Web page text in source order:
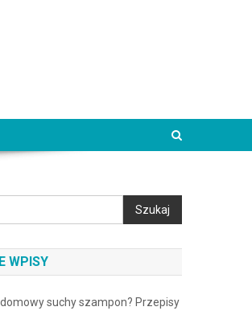
Szukaj
WPISY
suchy szampon? Przepisy